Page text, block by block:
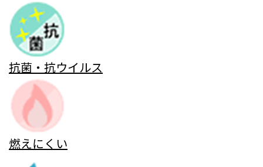
抗菌・抗ウイルス
燃えにくい